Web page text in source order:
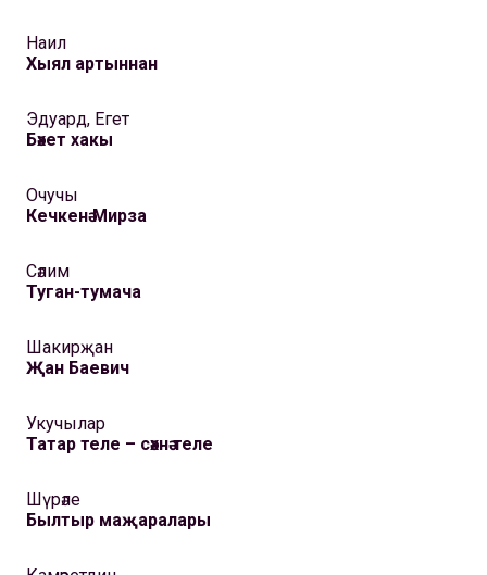
Наил
Хыял артыннан
Эдуард, Егет
Бәхет хакы
Очучы
Кечкенә Мирза
Сәлим
Туган-тумача
Шакирҗан
Җан Баевич
Укучылар
Татар теле – сәхнә теле
Шүрәле
Былтыр маҗаралары